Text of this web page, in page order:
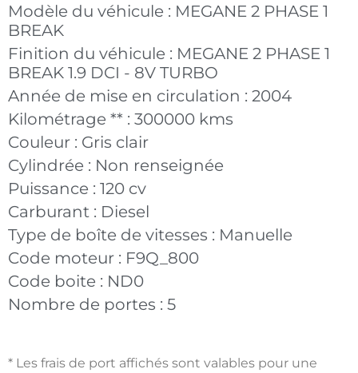
Modèle du véhicule : MEGANE 2 PHASE 1
BREAK
Finition du véhicule : MEGANE 2 PHASE 1
BREAK 1.9 DCI - 8V TURBO
Année de mise en circulation : 2004
Kilométrage ** : 300000 kms
Couleur : Gris clair
Cylindrée : Non renseignée
Puissance : 120 cv
Carburant : Diesel
Type de boîte de vitesses : Manuelle
Code moteur : F9Q_800
Code boite : ND0
Nombre de portes : 5
* Les frais de port affichés sont valables pour une